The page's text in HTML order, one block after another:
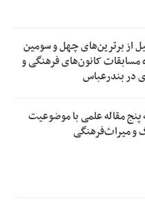
از بر‌ترین‌های چهل و سومین
مسابقات کانون‌های فرهنگی و
در بندرعباس
پنج مقاله علمی با موضوعیت
و میراث‌فرهنگی